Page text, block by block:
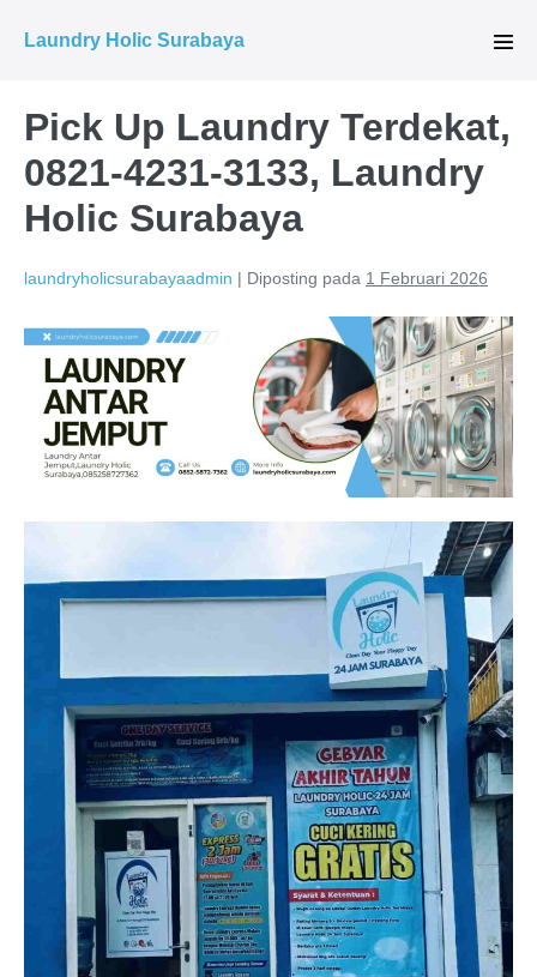
Laundry Holic Surabaya
Pick Up Laundry Terdekat,
0821-4231-3133, Laundry
Holic Surabaya
laundryholicsurabayaadmin | Diposting pada 1 Februari 2026